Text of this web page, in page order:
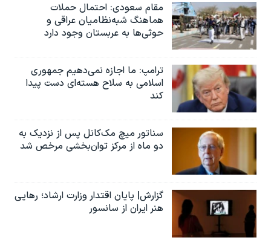
مقام سعودی: احتمال حملات
هماهنگ شبه‌نظامیان عراقی و
حوثی‌ها به عربستان وجود دارد
ترامپ: ما اجازه نمی‌دهیم جمهوری
اسلامی به سلاح هسته‌ای دست پیدا
کند
سناتور میچ مک‌کانل پس از نزدیک به
دو ماه از مرکز توان‌بخشی مرخص شد
گزارش| پایان اقتدار وزارت ارشاد؛ رهایی
هنر ایران از سانسور